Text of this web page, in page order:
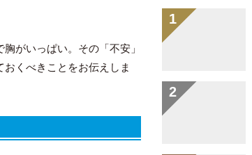
がいっぱい。その「不安」
くべきことをお伝えしま